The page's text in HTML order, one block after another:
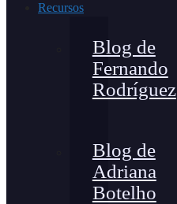
Recursos
Blog de
Fernando
Rodríguez
Blog de
Adriana
Botelho